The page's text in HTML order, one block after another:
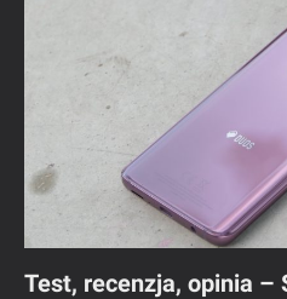
Test, recenzja, opinia –